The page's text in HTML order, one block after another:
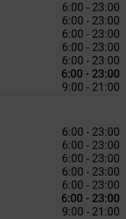
6:00 - 23:00
6:00 - 23:00
6:00 - 23:00
6:00 - 23:00
6:00 - 23:00
6:00 - 23:00
9:00 - 21:00
6:00 - 23:00
6:00 - 23:00
6:00 - 23:00
6:00 - 23:00
6:00 - 23:00
6:00 - 23:00
9:00 - 21:00